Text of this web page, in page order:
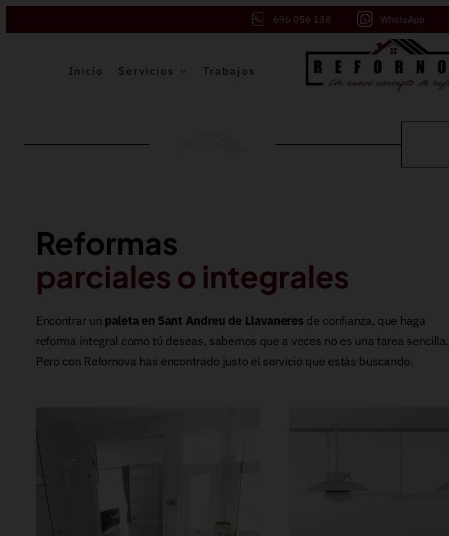
Saltar
696 056 138 WhatsApp
Inicio Servicios Trabajos
Reformas
parciales o integrales
Encontrar un paleta en Sant Andreu de Llavaneres de confianza, que haga
reforma integral como tú deseas, sabemos que a veces no es una tarea sencilla.
Pero con Refornova has encontrado justo el servicio que estás buscando.